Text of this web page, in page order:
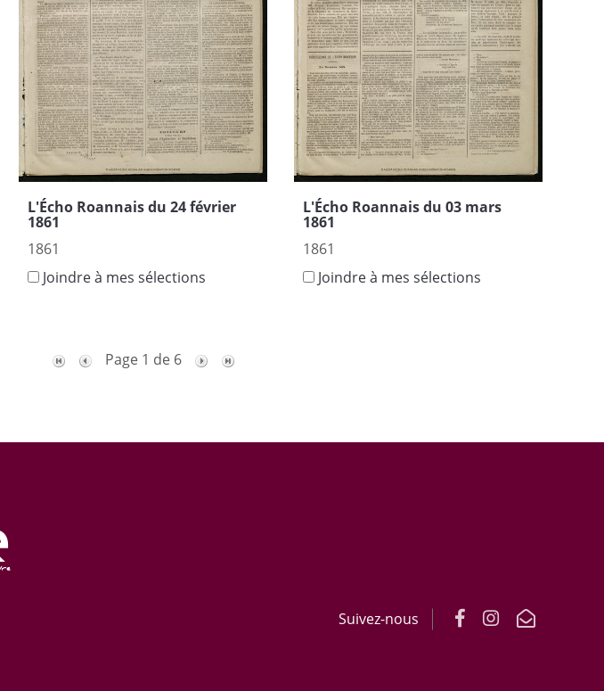
L'Écho Roannais du 24 février
1861
1861
Joindre à mes sélections
L'Écho Roannais du 03 mars
1861
1861
Joindre à mes sélections
Page 1 de 6
Suivez-nous